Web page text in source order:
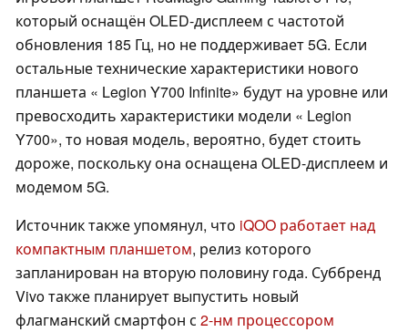
который оснащён OLED-дисплеем с частотой
обновления 185 Гц, но не поддерживает 5G. Если
остальные технические характеристики нового
планшета « Legion Y700 Infinite» будут на уровне или
превосходить характеристики модели « Legion
Y700», то новая модель, вероятно, будет стоить
дороже, поскольку она оснащена OLED-дисплеем и
модемом 5G.
Источник также упомянул, что iQOO работает над
компактным планшетом, релиз которого
запланирован на вторую половину года. Суббренд
Vivo также планирует выпустить новый
флагманский смартфон с 2-нм процессором